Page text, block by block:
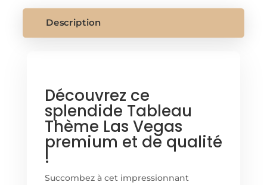
VEGAS
Description
Découvrez ce
splendide Tableau
Thème Las Vegas
premium et de qualité
!
Succombez à cet impressionnant